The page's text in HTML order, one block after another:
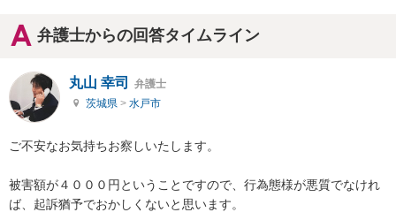
弁護士からの回答タイムライン
丸山 幸司
弁護士
茨城県 > 水戸市
ご不安なお気持ちお察しいたします。
被害額が４０００円ということですので、行為態様が悪質でなけれ
ば、起訴猶予でおかしくないと思います。